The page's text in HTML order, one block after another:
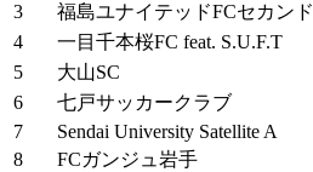
3
福島ユナイテッドFCセカンド
4
一目千本桜FC feat. S.U.F.T
5
大山SC
6
七戸サッカークラブ
7
Sendai University Satellite A
8
FCガンジュ岩手